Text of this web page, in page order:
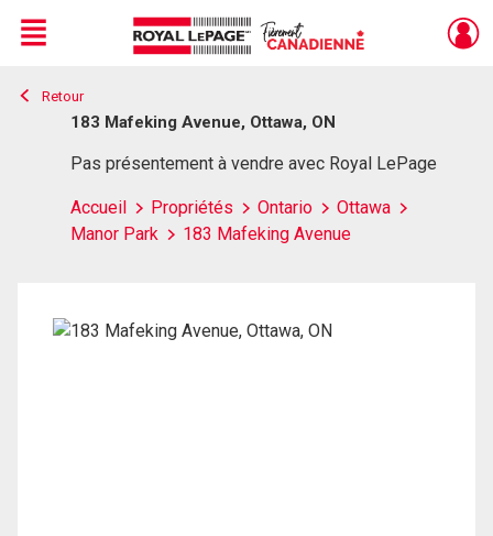
Live
En Direct
Menu
Retour
183 Mafeking Avenue, Ottawa, ON
Pas présentement à vendre avec Royal LePage
Accueil Propriétés Ontario
Ottawa
Manor Park
183 Mafeking Avenue